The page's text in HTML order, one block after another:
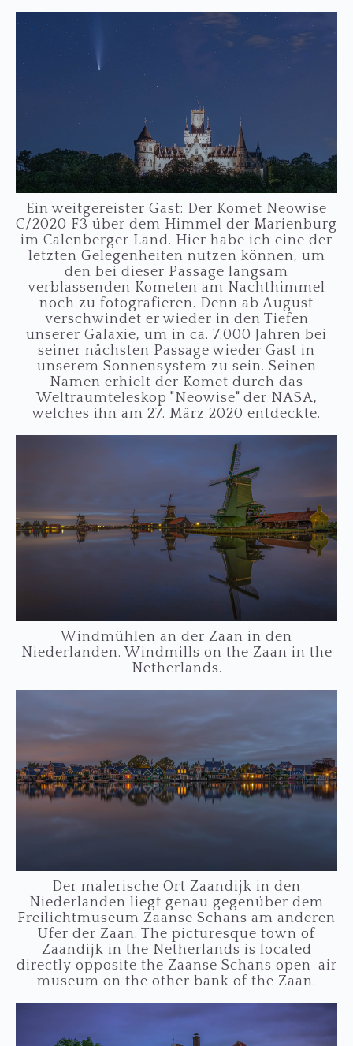
Ein weitgereister Gast: Der Komet Neowise
C/2020 F3 über dem Himmel der Marienburg
im Calenberger Land. Hier habe ich eine der
letzten Gelegenheiten nutzen können, um
den bei dieser Passage langsam
verblassenden Kometen am Nachthimmel
noch zu fotografieren. Denn ab August
verschwindet er wieder in den Tiefen
unserer Galaxie, um in ca. 7.000 Jahren bei
seiner nächsten Passage wieder Gast in
unserem Sonnensystem zu sein. Seinen
Namen erhielt der Komet durch das
Weltraumteleskop "Neowise" der NASA,
welches ihn am 27. März 2020 entdeckte.
Windmühlen an der Zaan in den
Niederlanden. Windmills on the Zaan in the
Netherlands.
Der malerische Ort Zaandijk in den
Niederlanden liegt genau gegenüber dem
Freilichtmuseum Zaanse Schans am anderen
Ufer der Zaan. The picturesque town of
Zaandijk in the Netherlands is located
directly opposite the Zaanse Schans open-air
museum on the other bank of the Zaan.